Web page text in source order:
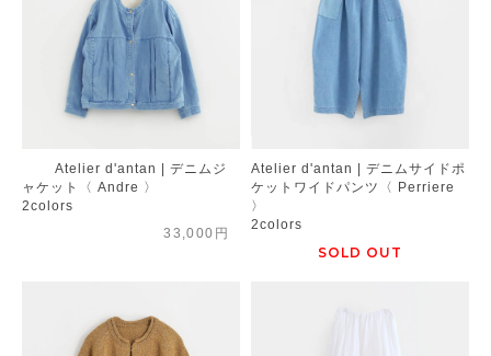
Atelier d'antan | デニムジ
ャケット〈 Andre 〉
2colors
33,000円
Atelier d'antan | デニムサイドポ
ケットワイドパンツ〈 Perriere
〉
2colors
SOLD OUT